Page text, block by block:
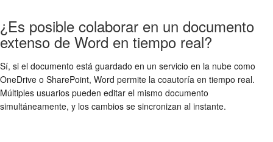
¿Es posible colaborar en un documento
extenso de Word en tiempo real?
Sí, si el documento está guardado en un servicio en la nube como
OneDrive o SharePoint, Word permite la coautoría en tiempo real.
Múltiples usuarios pueden editar el mismo documento
simultáneamente, y los cambios se sincronizan al instante.